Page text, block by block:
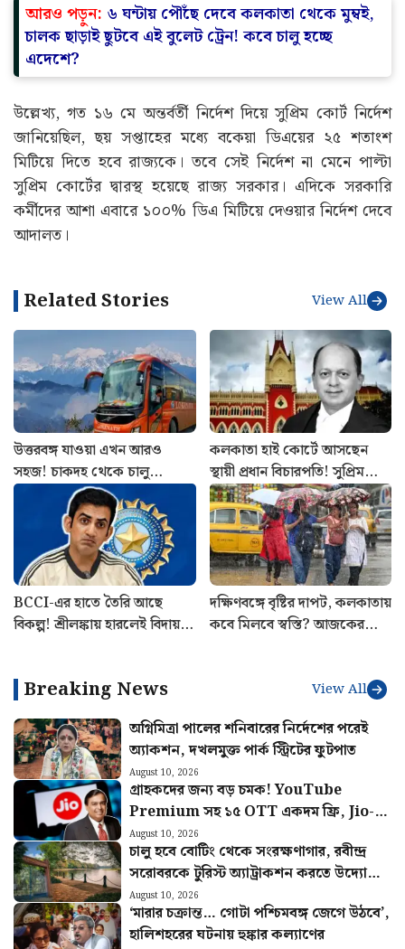
আরও পড়ুন: ৬ ঘন্টায় পৌঁছে দেবে কলকাতা থেকে মুম্বই,
চালক ছাড়াই ছুটবে এই বুলেট ট্রেন! কবে চালু হচ্ছে
এদেশে?
উল্লেখ্য, গত ১৬ মে অন্তর্বর্তী নির্দেশ দিয়ে সুপ্রিম কোর্ট নির্দেশ
জানিয়েছিল, ছয় সপ্তাহের মধ্যে বকেয়া ডিএয়ের ২৫ শতাংশ
মিটিয়ে দিতে হবে রাজ্যকে। তবে সেই নির্দেশ না মেনে পাল্টা
সুপ্রিম কোর্টের দ্বারস্থ হয়েছে রাজ্য সরকার। এদিকে সরকারি
কর্মীদের আশা এবারে ১০০% ডিএ মিটিয়ে দেওয়ার নির্দেশ দেবে
আদালত।
Related Stories View All
উত্তরবঙ্গ যাওয়া এখন আরও
সহজ! চাকদহ থেকে চালু
শিলিগুড়ির এসি বাস
কলকাতা হাই কোর্টে আসছেন
স্থায়ী প্রধান বিচারপতি! সুপ্রিম
কোর্ট কলেজিয়ামের বড় সুপারিশ
BCCI-এর হাতে তৈরি আছে
বিকল্প! শ্রীলঙ্কায় হারলেই বিদায়
দক্ষিণবঙ্গে বৃষ্টির দাপট, কলকাতায়
কবে মিলবে স্বস্তি? আজকের
Breaking News View All
অগ্নিমিত্রা পালের শনিবারের নির্দেশের পরেই
অ্যাকশন, দখলমুক্ত পার্ক স্ট্রিটের ফুটপাত
August 10, 2026
গ্রাহকদের জন্য বড় চমক! YouTube
Premium সহ ১৫ OTT একদম ফ্রি, Jio-র
নতুন Pass-এ একগুচ্ছ সুবিধা
August 10, 2026
চালু হবে বোটিং থেকে সংরক্ষণাগার, রবীন্দ্র
সরোবরকে টুরিস্ট অ্যাট্রাকশন করতে উদ্যোগী
KMDA
August 10, 2026
‘মারার চক্রান্ত… গোটা পশ্চিমবঙ্গ জেগে উঠবে’,
হালিশহরের ঘটনায় হুঙ্কার কল্যাণের